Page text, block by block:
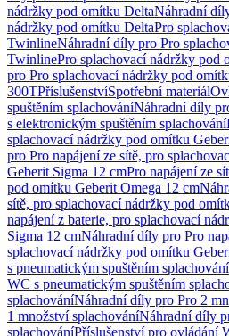
nádržky pod omítku DeltaNáhradní
nádržky pod omítku DeltaPro
TwinlineNáhradní díly pro Pro
TwinlinePro splachovací nádržky pod
pro Pro splachovací nádržky pod
300TPříslušenstvíSpotřební materiál
spuštěním splachováníNáhradní díly
s elektronickým spuštěním splachování
splachovací nádržky pod omítku
pro Pro napájení ze sítě, pro
Geberit Sigma 12 cmPro napájení ze
pod omítku Geberit Omega 12 cm
sítě, pro splachovací nádržky pod
napájení z baterie, pro splachovací
Sigma 12 cmNáhradní díly pro Pro
splachovací nádržky pod omítku
s pneumatickým spuštěním splachování
WC s pneumatickým spuštěním
splachováníNáhradní díly pro Pro 2
1 množství splachováníNáhradní díly
splachováníPříslušenství pro ovládání